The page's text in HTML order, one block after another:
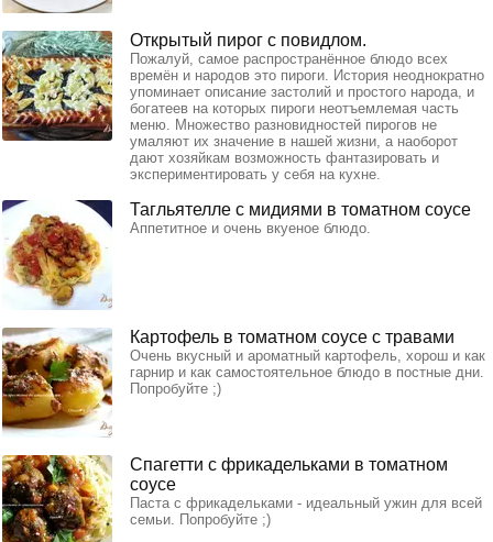
Открытый пирог с повидлом.
Пожалуй, самое распространённое блюдо всех
времён и народов это пироги. История неоднократно
упоминает описание застолий и простого народа, и
богатеев на которых пироги неотъемлемая часть
меню. Множество разновидностей пирогов не
умаляют их значение в нашей жизни, а наоборот
дают хозяйкам возможность фантазировать и
экспериментировать у себя на кухне.
Тагльятелле с мидиями в томатном соусе
Аппетитное и очень вкуеное блюдо.
Картофель в томатном соусе с травами
Очень вкусный и ароматный картофель, хорош и как
гарнир и как самостоятельное блюдо в постные дни.
Попробуйте ;)
Спагетти с фрикадельками в томатном
соусе
Паста с фрикадельками - идеальный ужин для всей
семьи. Попробуйте ;)